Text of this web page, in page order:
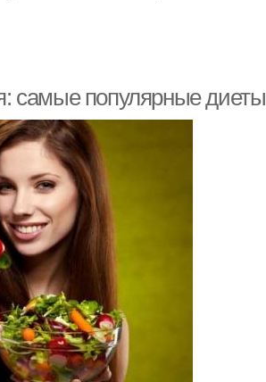
самые популярные диеты